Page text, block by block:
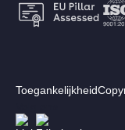
Footer:
Toegankelijkheid
Afbeelding
Afbeelding